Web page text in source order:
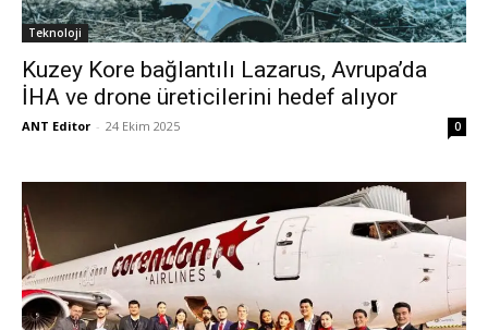
Teknoloji
Kuzey Kore bağlantılı Lazarus, Avrupa’da
İHA ve drone üreticilerini hedef alıyor
ANT Editor - 24 Ekim 2025 0